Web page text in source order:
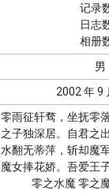
记录
日志
相册
男
2002 年 9
零雨征轩骛，坐抚零
之子独深居。自君之
水翻无蒂萍，斩却魔
魔女捧花娇。吾爱王
零之水魔 零之